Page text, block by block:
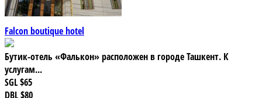
Falcon boutique hotel
Бутик-отель «Фалькон» расположен в городе Ташкент. К
услугам...
SGL$65
DBL$80